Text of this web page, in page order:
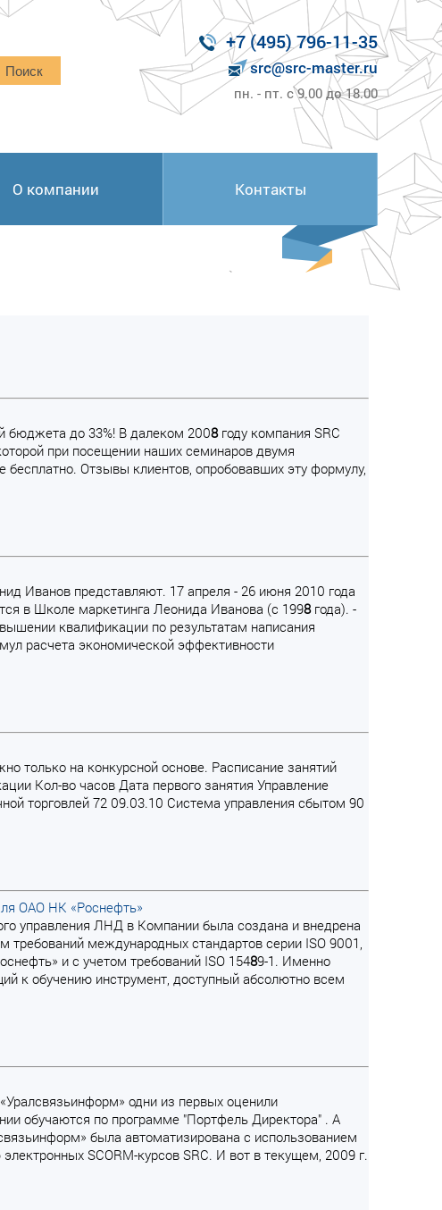
Поиск
+7 (495) 796-11-35
src@src-master.ru
пн. - пт. с 9.00 до 18.00
О компании Контакты
бюджета до 33%! В далеком 2008году компания SRC
при посещении наших семинаров двумя
бесплатно. Отзывы клиентов, опробовавших эту формулу,
Иванов представляют. 17 апреля - 26 июня 2010 года
в Школе маркетинга Леонида Иванова (с 1998года). -
квалификации по результатам написания
расчета экономической эффективности
только на конкурсной основе. Расписание занятий
Кол-во часов Дата первого занятия Управление
торговлей 72 09.03.10 Система управления сбытом 90
ОАО НК «Роснефть»
управления ЛНД в Компании была создана и внедрена
международных стандартов серии ISO 9001,
и с учетом требований ISO 15489-1. Именно
к обучению инструмент, доступный абсолютно всем
одни из первых оценили
обучаются по программе "Портфель Директора" . А
была автоматизирована с использованием
SCORM-курсов SRC. И вот в текущем, 2009 г.